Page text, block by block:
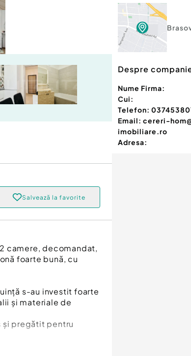
Salvează la favorite
camere, decomandat,
foarte bună, cu
s-au investit foarte
și materiale de
pregătit pentru
Despre
Nume Firma:
Cui:
Telefon:
Email: cereri-
imobiliare.ro
Adresa: